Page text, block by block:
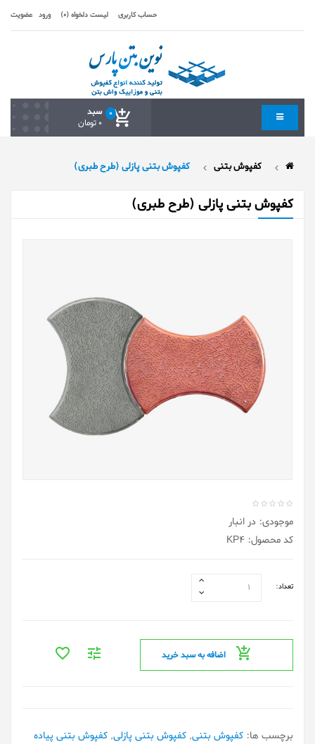
حساب کاربری لیست دلخواه (0) ورود عضویت
سبد 0
0 تومان
کفپوش بتنی کفپوش بتنی پازلی (طرح طبری)
کفپوش بتنی پازلی (طرح طبری)
موجودی: در انبار
کد محصول: KP4
تعداد:
اضافه به سبد خرید
برچسب ها: کفپوش بتنی, کفپوش بتنی پازلی, کفپوش بتنی پیاده